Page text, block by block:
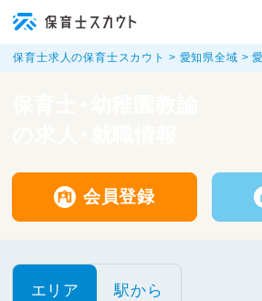
保育士求人の保育士スカウト 愛知県全域
会員登録
エリア 駅から